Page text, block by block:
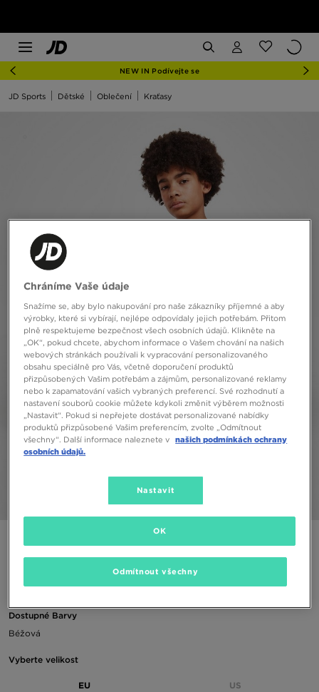
NEW IN Podívejte se
JD Sports Dětské Oblečení Kraťasy
Dostupné Barvy
Béžová
Vyberte velikost
EU US
Chráníme Vaše údaje
Snažíme se, aby bylo nakupování pro naše zákazníky příjemné a aby
výrobky, které si vybírají, nejlépe odpovídaly jejich potřebám. Přitom
plně respektujeme bezpečnost všech osobních údajů. Klikněte na
„OK“, pokud chcete, abychom informace o Vašem chování na našich
webových stránkách používali k vypracování personalizovaného
obsahu speciálně pro Vás, včetně doporučení produktů
přizpůsobených Vašim potřebám a zájmům, personalizované reklamy
nebo k zapamatování vašich vybraných preferencí. Své rozhodnutí a
nastavení souborů cookie můžete kdykoli změnit výběrem možnosti
„Nastavit“. Pokud si nepřejete dostávat personalizované nabídky
produktů přizpůsobené Vašim preferencím, zvolte „Odmítnout
všechny“. Další informace naleznete v našich podmínkách ochrany
osobních údajů.
Nastavit
Odmítnout všechny
OK